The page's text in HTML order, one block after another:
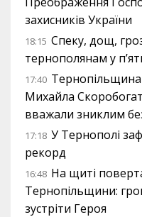
захисників України
18:15 Спеку, дощ,
тернополянам у
17:40
Михайла
вважали зниклим
17:18 У Тернополі
рекорд
16:48 На щиті
Тернопільщини:
зустріти Героя